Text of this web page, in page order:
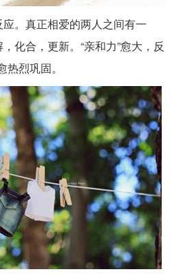
。真正相爱的两人之间有一
化合，更新。“亲和力”愈大，反
烈巩固。